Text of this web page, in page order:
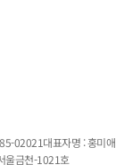
02021대표자명 : 홍미애
울금천-1021호